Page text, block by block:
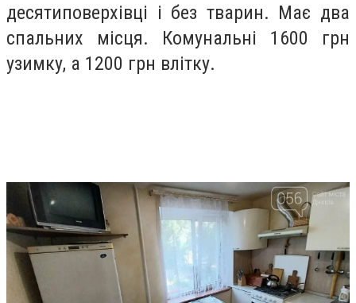
десятиповерхівці і без тварин. Має два
спальних місця. Комунальні 1600 грн
узимку, а 1200 грн влітку.